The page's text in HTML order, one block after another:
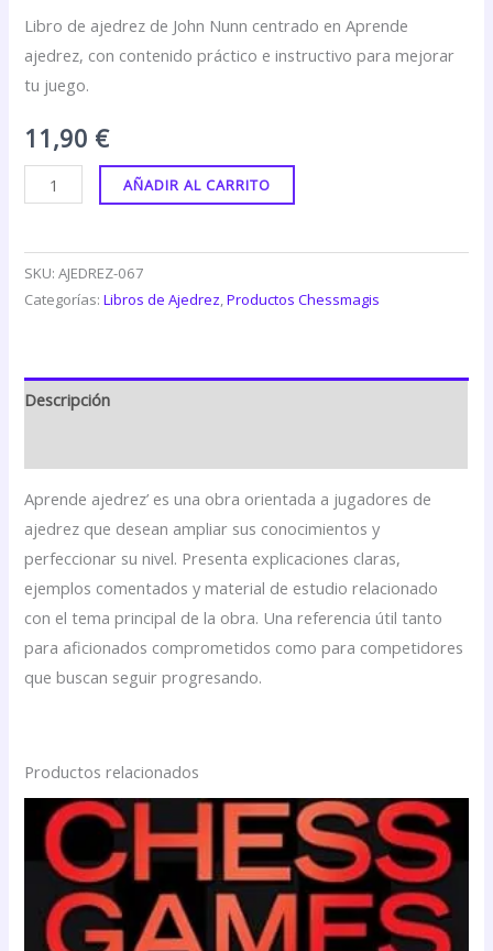
Libro de ajedrez de John Nunn centrado en Aprende
ajedrez, con contenido práctico e instructivo para mejorar
tu juego.
11,90 €
AÑADIR AL CARRITO
SKU:AJEDREZ-067
Categorías:Libros de Ajedrez,Productos Chessmagis
Descripción
Aprende ajedrez’ es una obra orientada a jugadores de
ajedrez que desean ampliar sus conocimientos y
perfeccionar su nivel. Presenta explicaciones claras,
ejemplos comentados y material de estudio relacionado
con el tema principal de la obra. Una referencia útil tanto
para aficionados comprometidos como para competidores
que buscan seguir progresando.
Productos relacionados